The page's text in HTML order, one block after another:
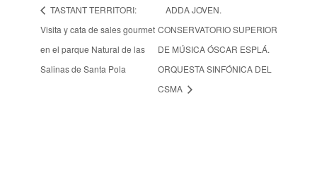
TASTANT TERRITORI:
Visita y cata de sales gourmet
en el parque Natural de las
Salinas de Santa Pola
ADDA JOVEN.
CONSERVATORIO SUPERIOR
DE MÚSICA ÓSCAR ESPLÁ.
ORQUESTA SINFÓNICA DEL
CSMA